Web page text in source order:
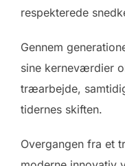
respekterede
Gennem
sine kerneværdier
træarbejde,
tidernes skiften.
Overgangen fra et